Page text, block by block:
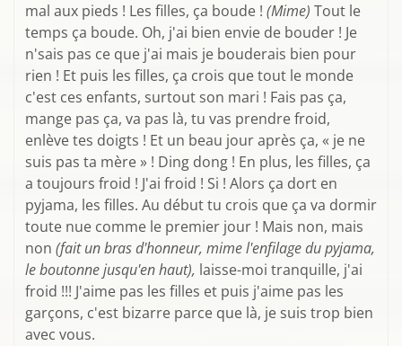
mal aux pieds ! Les filles, ça boude ! (Mime) Tout le
temps ça boude. Oh, j'ai bien envie de bouder ! Je
n'sais pas ce que j'ai mais je bouderais bien pour
rien ! Et puis les filles, ça crois que tout le monde
c'est ces enfants, surtout son mari ! Fais pas ça,
mange pas ça, va pas là, tu vas prendre froid,
enlève tes doigts ! Et un beau jour après ça, « je ne
suis pas ta mère » ! Ding dong ! En plus, les filles, ça
a toujours froid ! J'ai froid ! Si ! Alors ça dort en
pyjama, les filles. Au début tu crois que ça va dormir
toute nue comme le premier jour ! Mais non, mais
non (fait un bras d'honneur, mime l'enfilage du pyjama,
le boutonne jusqu'en haut), laisse-moi tranquille, j'ai
froid !!! J'aime pas les filles et puis j'aime pas les
garçons, c'est bizarre parce que là, je suis trop bien
avec vous.